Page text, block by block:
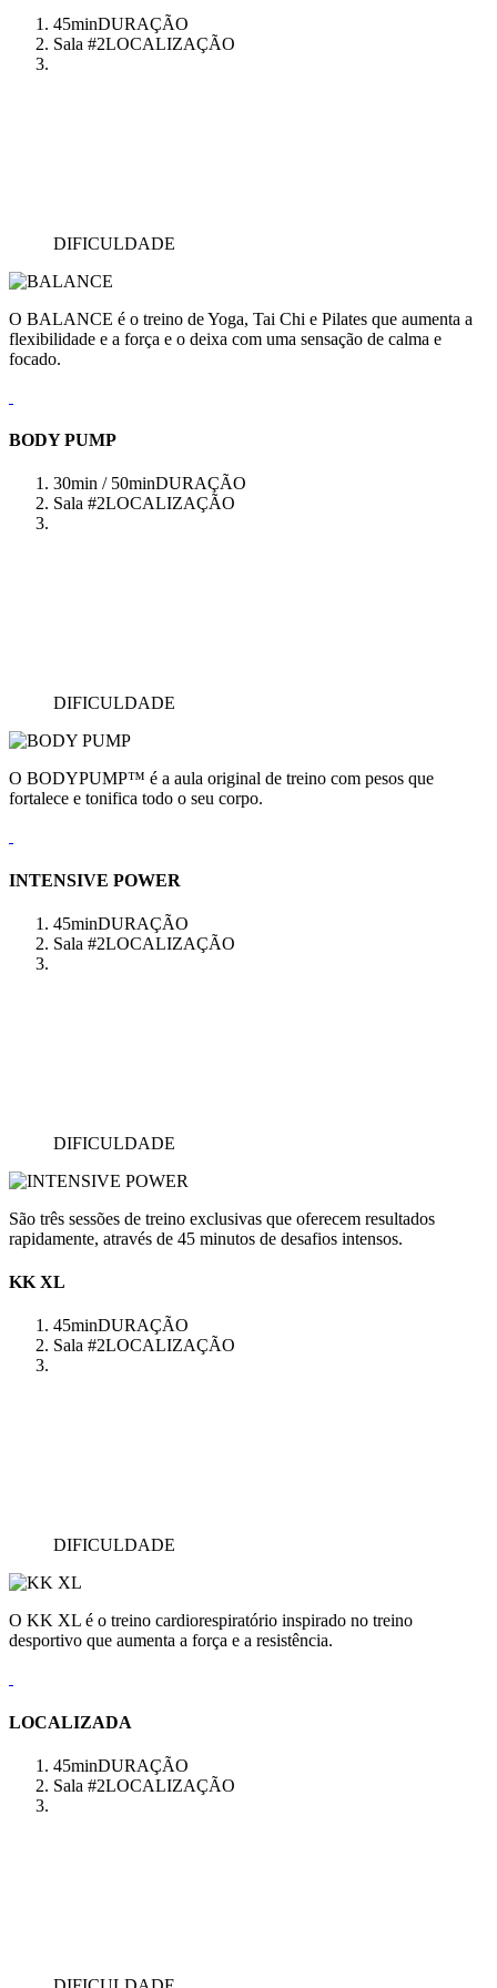
45minDURAÇÃO
Sala #2LOCALIZAÇÃO
DIFICULDADE
O BALANCE é o treino de Yoga, Tai Chi e Pilates que aumenta a
flexibilidade e a força e o deixa com uma sensação de calma e
focado.
BODY PUMP
30min / 50minDURAÇÃO
Sala #2LOCALIZAÇÃO
DIFICULDADE
O BODYPUMP™ é a aula original de treino com pesos que
fortalece e tonifica todo o seu corpo.
INTENSIVE POWER
45minDURAÇÃO
Sala #2LOCALIZAÇÃO
DIFICULDADE
São três sessões de treino exclusivas que oferecem resultados
rapidamente, através de 45 minutos de desafios intensos.
KK XL
45minDURAÇÃO
Sala #2LOCALIZAÇÃO
DIFICULDADE
O KK XL é o treino cardiorespiratório inspirado no treino
desportivo que aumenta a força e a resistência.
LOCALIZADA
45minDURAÇÃO
Sala #2LOCALIZAÇÃO